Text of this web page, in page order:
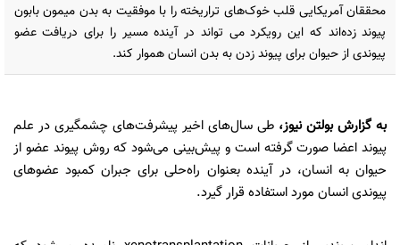
محققان آمریکایی قلب خوک‌های تراریخته را با موفقیت به بدن میمون بابون
پیوند زده‌اند که این رویکرد می تواند در آینده مسیر را برای دریافت عضو
پیوندی از حیوان برای پیوند زدن به بدن انسان هموار کند.
به گزارشبولتن نیوز، طی سال‌های اخیر پیشرفت‌های چشمگیری در علم
پیوند اعضا صورت گرفته است و پیش‌بینی می‌شود که روش پیوند عضو از
حیوان به انسان، در آینده بعنوان راه‌حلی برای جبران کمبود عضوهای
پیوندی انسان مورد استفاده قرار گیرد.